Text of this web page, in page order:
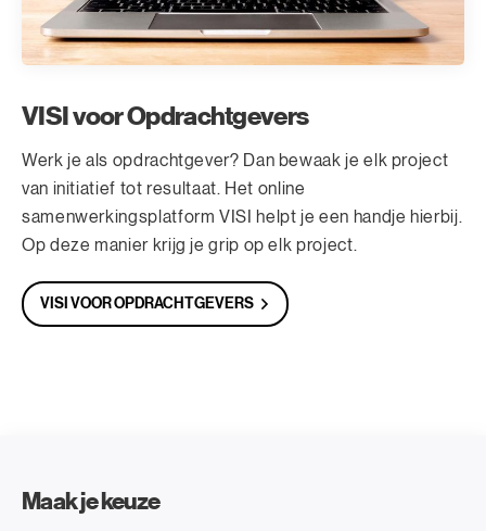
VISI voor Opdrachtgevers
Werk je als opdrachtgever? Dan bewaak je elk project
van initiatief tot resultaat. Het online
samenwerkingsplatform VISI helpt je een handje hierbij.
Op deze manier krijg je grip op elk project.
VISI VOOR OPDRACHTGEVERS
Maak je keuze